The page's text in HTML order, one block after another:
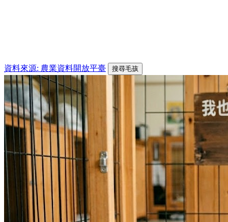
資料來源: 農業資料開放平臺 搜尋毛孩